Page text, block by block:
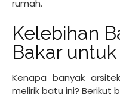
rumah.
Kelebihan
Bakar
Kenapa banyak
melirik batu ini? Berikut